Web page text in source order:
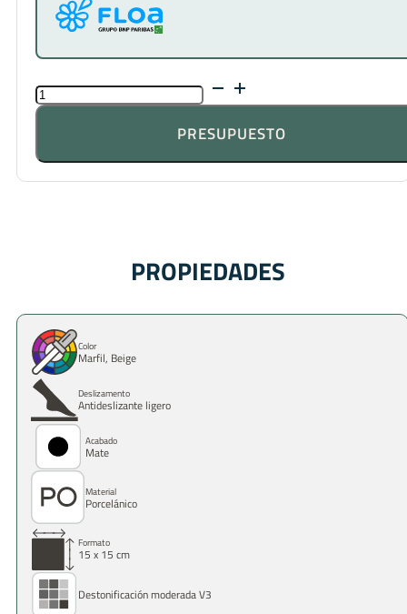
SPA
BEIGE
CANTIDAD
PRESUPUESTO
PROPIEDADES
Color
Marfil, Beige
Deslizamento
Antideslizante ligero
Acabado
Mate
Material
Porcelánico
Formato
15 x 15 cm
Destonificación moderada V3